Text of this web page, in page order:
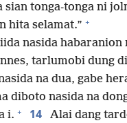
tonga-tonga ni
hita selamat.” +
nasida habaranion
tarlumobi dung
na dua, gabe
diboto nasida na
i. + 14
Alai dang